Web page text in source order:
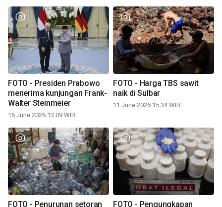
FOTO - Presiden Prabowo
menerima kunjungan Frank-
Walter Steinmeier
15 June 2026 13:09 WIB
FOTO - Harga TBS sawit
naik di Sulbar
11 June 2026 15:34 WIB
FOTO - Penurunan setoran
FOTO - Pengungkapan